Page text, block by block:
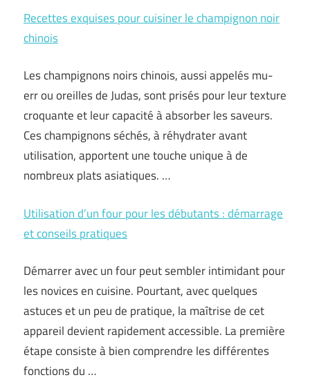
Recettes exquises pour cuisiner le champignon noir
chinois
Les champignons noirs chinois, aussi appelés mu-
err ou oreilles de Judas, sont prisés pour leur texture
croquante et leur capacité à absorber les saveurs.
Ces champignons séchés, à réhydrater avant
utilisation, apportent une touche unique à de
nombreux plats asiatiques. …
Utilisation d’un four pour les débutants : démarrage
et conseils pratiques
Démarrer avec un four peut sembler intimidant pour
les novices en cuisine. Pourtant, avec quelques
astuces et un peu de pratique, la maîtrise de cet
appareil devient rapidement accessible. La première
étape consiste à bien comprendre les différentes
fonctions du …